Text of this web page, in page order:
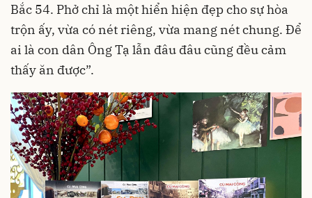
Bắc 54. Phở chỉ là một hiển hiện đẹp cho sự hòa
trộn ấy, vừa có nét riêng, vừa mang nét chung. Để
ai là con dân Ông Tạ lẫn đâu đâu cũng đều cảm
thấy ăn được”.